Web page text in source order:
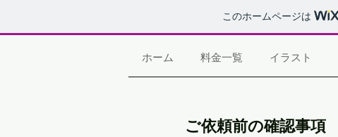
このホームページは
ホーム 料金一覧 イラスト
ご依頼前の確認事項